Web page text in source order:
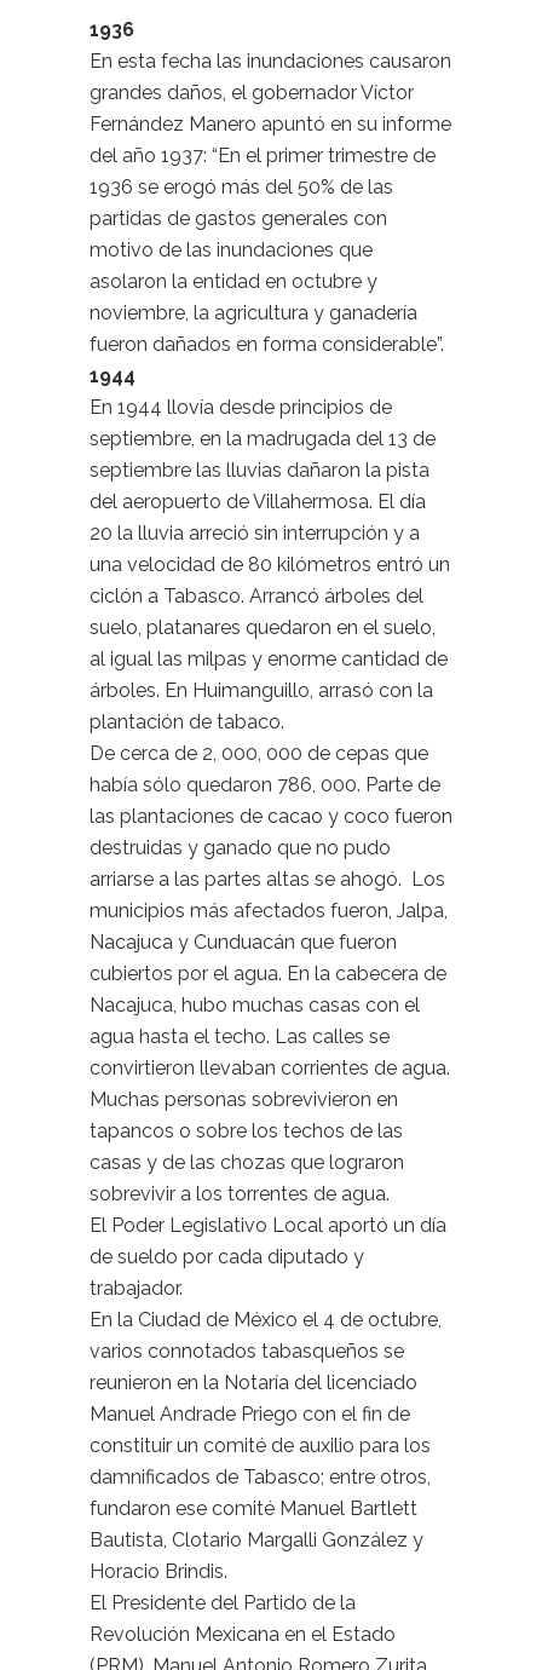
1936
En esta fecha las inundaciones causaron
grandes daños, el gobernador Víctor
Fernández Manero apuntó en su informe
del año 1937: “En el primer trimestre de
1936 se erogó más del 50% de las
partidas de gastos generales con
motivo de las inundaciones que
asolaron la entidad en octubre y
noviembre, la agricultura y ganadería
fueron dañados en forma considerable”.
1944
En 1944 llovía desde principios de
septiembre, en la madrugada del 13 de
septiembre las lluvias dañaron la pista
del aeropuerto de Villahermosa. El día
20 la lluvia arreció sin interrupción y a
una velocidad de 80 kilómetros entró un
ciclón a Tabasco. Arrancó árboles del
suelo, platanares quedaron en el suelo,
al igual las milpas y enorme cantidad de
árboles. En Huimanguillo, arrasó con la
plantación de tabaco.
De cerca de 2, 000, 000 de cepas que
había sólo quedaron 786, 000. Parte de
las plantaciones de cacao y coco fueron
destruidas y ganado que no pudo
arriarse a las partes altas se ahogó. Los
municipios más afectados fueron, Jalpa,
Nacajuca y Cunduacán que fueron
cubiertos por el agua. En la cabecera de
Nacajuca, hubo muchas casas con el
agua hasta el techo. Las calles se
convirtieron llevaban corrientes de agua.
Muchas personas sobrevivieron en
tapancos o sobre los techos de las
casas y de las chozas que lograron
sobrevivir a los torrentes de agua.
El Poder Legislativo Local aportó un día
de sueldo por cada diputado y
trabajador.
En la Ciudad de México el 4 de octubre,
varios connotados tabasqueños se
reunieron en la Notaría del licenciado
Manuel Andrade Priego con el fin de
constituir un comité de auxilio para los
damnificados de Tabasco; entre otros,
fundaron ese comité Manuel Bartlett
Bautista, Clotario Margalli González y
Horacio Brindis.
El Presidente del Partido de la
Revolución Mexicana en el Estado
(PRM), Manuel Antonio Romero Zurita